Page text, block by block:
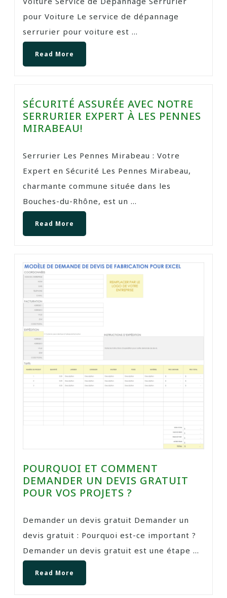
pour Voiture Le service de dépannage
serrurier pour voiture est ...
Read More
SÉCURITÉ ASSURÉE AVEC NOTRE
SERRURIER EXPERT À LES PENNES
MIRABEAU!
Serrurier Les Pennes Mirabeau : Votre
Expert en Sécurité Les Pennes Mirabeau,
charmante commune située dans les
Bouches-du-Rhône, est un ...
Read More
POURQUOI ET COMMENT
DEMANDER UN DEVIS GRATUIT
POUR VOS PROJETS ?
Demander un devis gratuit Demander un
devis gratuit : Pourquoi est-ce important ?
Demander un devis gratuit est une étape ...
Read More